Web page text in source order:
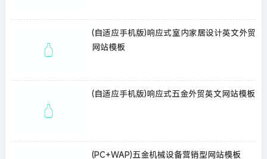
(自适应手机版)响应式室内家居设计英文外贸
网站模板
(自适应手机版)响应式五金外贸英文网站模板
(PC+WAP)五金机械设备营销型网站模板